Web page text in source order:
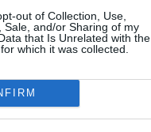
out of Collection, Use,
Sale, and/or Sharing of my
that Is Unrelated with the
which it was collected.
NEWS